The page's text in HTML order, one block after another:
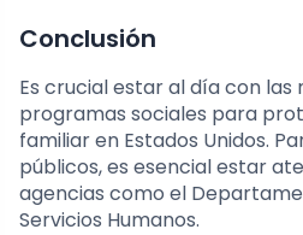
Conclusión
Es crucial estar al día con las
programas sociales para
familiar en Estados Unidos.
públicos, es esencial estar
agencias como el
Servicios Humanos.